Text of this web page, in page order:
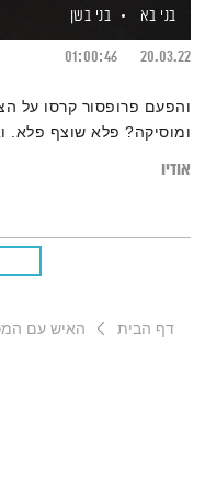
בני בא
בני בשן
20.03.22
01:00:46
והפעם פרופסור קרסו על
ומוסיקה? פלא שוצף פלא.
אודיו
דף הבית האיש עם